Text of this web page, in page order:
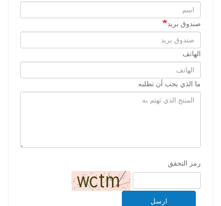
صندوق بريد
الهاتف
ما الذي يجب أن تطلبه
رمز التحقق
ارسل